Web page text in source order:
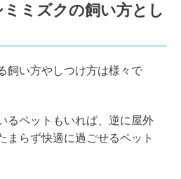
ミズクの飼い方とし
飼い方やしつけ方は様々で
るペットもいれば、逆に屋外
まらず快適に過ごせるペット